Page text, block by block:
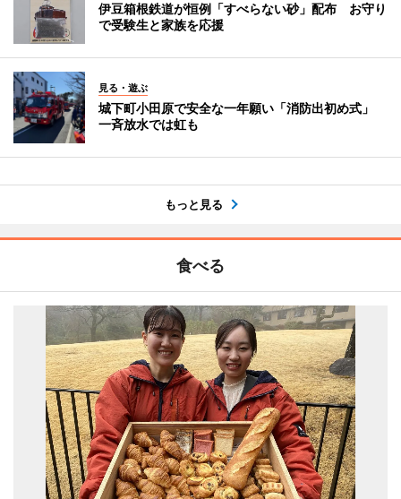
伊豆箱根鉄道が恒例「すべらない砂」配布 お守り
で受験生と家族を応援
見る・遊ぶ
城下町小田原で安全な一年願い「消防出初め式」
一斉放水では虹も
もっと見る
食べる